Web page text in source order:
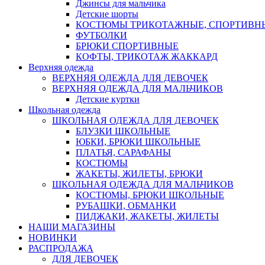
Джинсы для мальчика
Детские шорты
КОСТЮМЫ ТРИКОТАЖНЫЕ,
ФУТБОЛКИ
БРЮКИ СПОРТИВНЫЕ
КОФТЫ, ТРИКОТАЖ ЖАККАРД
Верхняя одежда
ВЕРХНЯЯ ОДЕЖДА ДЛЯ ДЕВОЧЕК
ВЕРХНЯЯ ОДЕЖДА ДЛЯ МАЛЬЧИКОВ
Детские куртки
Школьная одежда
ШКОЛЬНАЯ ОДЕЖДА ДЛЯ ДЕВОЧЕК
БЛУЗКИ ШКОЛЬНЫЕ
ЮБКИ, БРЮКИ ШКОЛЬНЫЕ
ПЛАТЬЯ, САРАФАНЫ
КОСТЮМЫ
ЖАКЕТЫ, ЖИЛЕТЫ, БРЮКИ
ШКОЛЬНАЯ ОДЕЖДА ДЛЯ МАЛЬЧИКОВ
КОСТЮМЫ, БРЮКИ ШКОЛЬНЫЕ
РУБАШКИ, ОБМАНКИ
ПИДЖАКИ, ЖАКЕТЫ, ЖИЛЕТЫ
НАШИ МАГАЗИНЫ
НОВИНКИ
РАСПРОДАЖА
ДЛЯ ДЕВОЧЕК